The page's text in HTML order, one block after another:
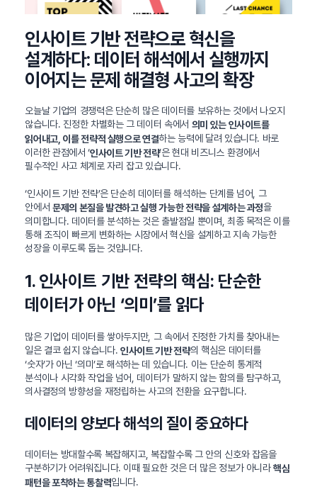
인사이트 기반 전략으로 혁신을
설계하다: 데이터 해석에서 실행까지
이어지는 문제 해결형 사고의 확장
오늘날 기업의 경쟁력은 단순히 많은 데이터를 보유하는 것에서 나오지
않습니다. 진정한 차별화는 그 데이터 속에서 의미 있는 인사이트를
읽어내고, 이를 전략적 실행으로 연결하는 능력에 달려 있습니다. 바로
이러한 관점에서 ‘인사이트 기반 전략’은 현대 비즈니스 환경에서
필수적인 사고 체계로 자리 잡고 있습니다.
‘인사이트 기반 전략’은 단순히 데이터를 해석하는 단계를 넘어, 그
안에서 문제의 본질을 발견하고 실행 가능한 전략을 설계하는 과정을
의미합니다. 데이터를 분석하는 것은 출발점일 뿐이며, 최종 목적은 이를
통해 조직이 빠르게 변화하는 시장에서 혁신을 설계하고 지속 가능한
성장을 이루도록 돕는 것입니다.
1. 인사이트 기반 전략의 핵심: 단순한
데이터가 아닌 ‘의미’를 읽다
많은 기업이 데이터를 쌓아두지만, 그 속에서 진정한 가치를 찾아내는
일은 결코 쉽지 않습니다.인사이트 기반 전략의 핵심은 데이터를
‘숫자’가 아닌 ‘의미’로 해석하는 데 있습니다. 이는 단순히 통계적
분석이나 시각화 작업을 넘어, 데이터가 말하지 않는 함의를 탐구하고,
의사결정의 방향성을 재정립하는 사고의 전환을 요구합니다.
데이터의 양보다 해석의 질이 중요하다
데이터는 방대할수록 복잡해지고, 복잡할수록 그 안의 신호와 잡음을
구분하기가 어려워집니다. 이때 필요한 것은 더 많은 정보가 아니라핵심
패턴을 포착하는 통찰력입니다.